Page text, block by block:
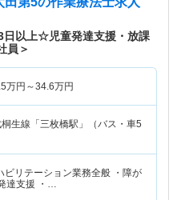
日以上☆児童発達支援・放課
員＞
万円～34.6万円
生線「三枚橋駅」（バス・車5
ビリテーション業務全般 ・障が
達支援 ・…